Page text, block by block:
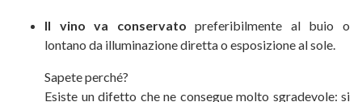
Il vino va conservato preferibilmente al buio o
lontano da illuminazione diretta o esposizione al sole.
Sapete perché?
Esiste un difetto che ne consegue molto sgradevole: si